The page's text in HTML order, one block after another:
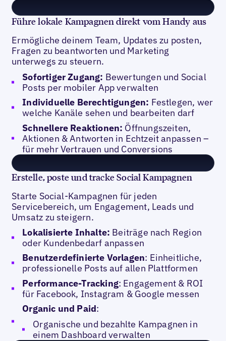
Führe lokale Kampagnen direkt vom Handy aus
Ermögliche deinem Team, Updates zu posten,
Fragen zu beantworten und Marketing
unterwegs zu steuern.
Sofortiger Zugang: Bewertungen und Social
Posts per mobiler App verwalten
Individuelle Berechtigungen: Festlegen, wer
welche Kanäle sehen und bearbeiten darf
Schnellere Reaktionen: Öffnungszeiten,
Aktionen & Antworten in Echtzeit anpassen –
für mehr Vertrauen und Conversions
Erstelle, poste und tracke Social Kampagnen
Starte Social-Kampagnen für jeden
Servicebereich, um Engagement, Leads und
Umsatz zu steigern.
Lokalisierte Inhalte: Beiträge nach Region
oder Kundenbedarf anpassen
Benutzerdefinierte Vorlagen: Einheitliche,
professionelle Posts auf allen Plattformen
Performance-Tracking: Engagement & ROI
für Facebook, Instagram & Google messen
Organic und Paid:
Organische und bezahlte Kampagnen in
einem Dashboard verwalten